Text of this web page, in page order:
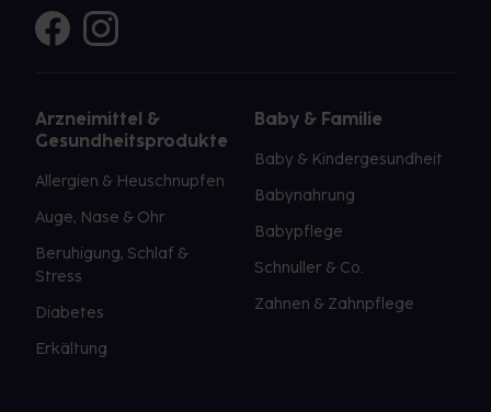
Arzneimittel &
Gesundheitsprodukte
Allergien & Heuschnupfen
Auge, Nase & Ohr
Beruhigung, Schlaf &
Stress
Diabetes
Erkältung
Baby & Familie
Baby & Kindergesundheit
Babynahrung
Babypflege
Schnuller & Co.
Zahnen & Zahnpflege